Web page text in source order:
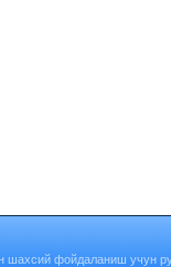
шахсий фойдаланиш учун